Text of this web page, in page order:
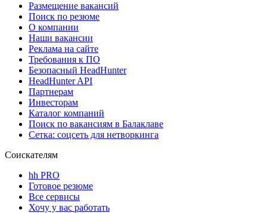
Размещение вакансий
Поиск по резюме
О компании
Наши вакансии
Реклама на сайте
Требования к ПО
Безопасный HeadHunter
HeadHunter API
Партнерам
Инвесторам
Каталог компаний
Поиск по вакансиям в Балаклаве
Сетка: соцсеть для нетворкинга
Соискателям
hh PRO
Готовое резюме
Все сервисы
Хочу у вас работать